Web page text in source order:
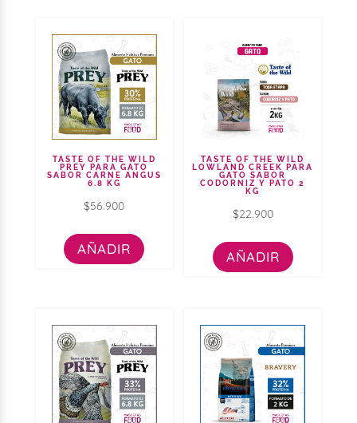
TASTE OF THE WILD
PREY PARA GATO
SABOR CARNE ANGUS
6.8 KG
$56.900
AÑADIR
TASTE OF THE WILD
LOWLAND CREEK PARA
GATO SABOR
CODORNIZ Y PATO 2
KG
$22.900
AÑADIR